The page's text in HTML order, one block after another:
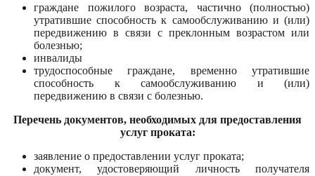
граждане пожилого возраста, частично (полностью)
утратившие способность к самообслуживанию и (или)
передвижению в связи с преклонным возрастом или
болезнью;
инвалиды
трудоспособные граждане, временно утратившие
способность к самообслуживанию и (или)
передвижению в связи с болезнью.
Перечень документов, необходимых для предоставления
услуг проката:
заявление о предоставлении услуг проката;
документ, удостоверяющий личность получателя